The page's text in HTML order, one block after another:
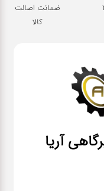
ضمانت اصالت
کالا
آریا